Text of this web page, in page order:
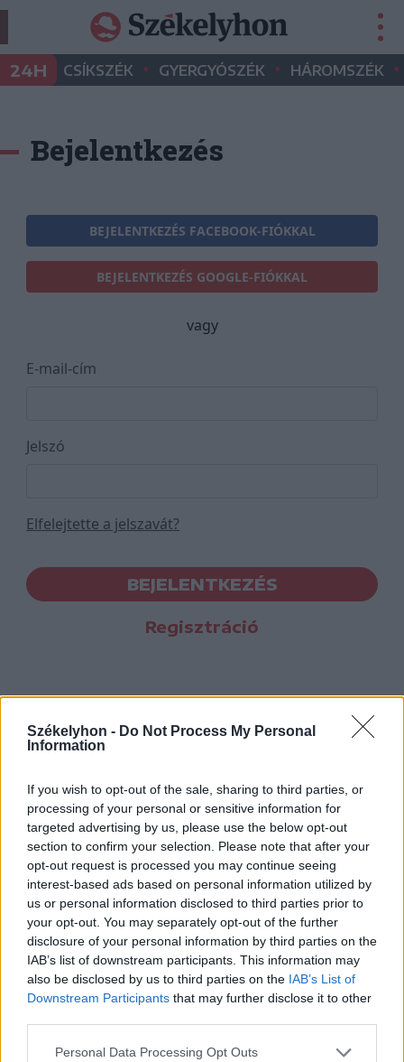
Székelyhon - Do Not Process My Personal
Information
If you wish to opt-out of the sale, sharing to third parties, or
processing of your personal or sensitive information for
targeted advertising by us, please use the below opt-out
section to confirm your selection. Please note that after your
opt-out request is processed you may continue seeing
interest-based ads based on personal information utilized by
us or personal information disclosed to third parties prior to
your opt-out. You may separately opt-out of the further
disclosure of your personal information by third parties on the
IAB’s list of downstream participants. This information may
also be disclosed by us to third parties on the IAB’s List of
Downstream Participants that may further disclose it to other
Personal Data Processing Opt Outs
24H CSÍKSZÉK • GYERGYÓSZÉK • HÁROMSZÉK •
Bejelentkezés
BEJELENTKEZÉS FACEBOOK-FIÓKKAL
BEJELENTKEZÉS GOOGLE-FIÓKKAL
vagy
E-mail-cím
Jelszó
Elfelejtette a jelszavát?
BEJELENTKEZÉS
Regisztráció
Hasznos
Impresszum
Szerzői jogok
Adatvédelmi tájékoztató
Cookie-kezelési tájékoztató
Hozzászólási szabályzat
Nyomtatott lapjaink archívuma
Székely Hírmondó archívuma